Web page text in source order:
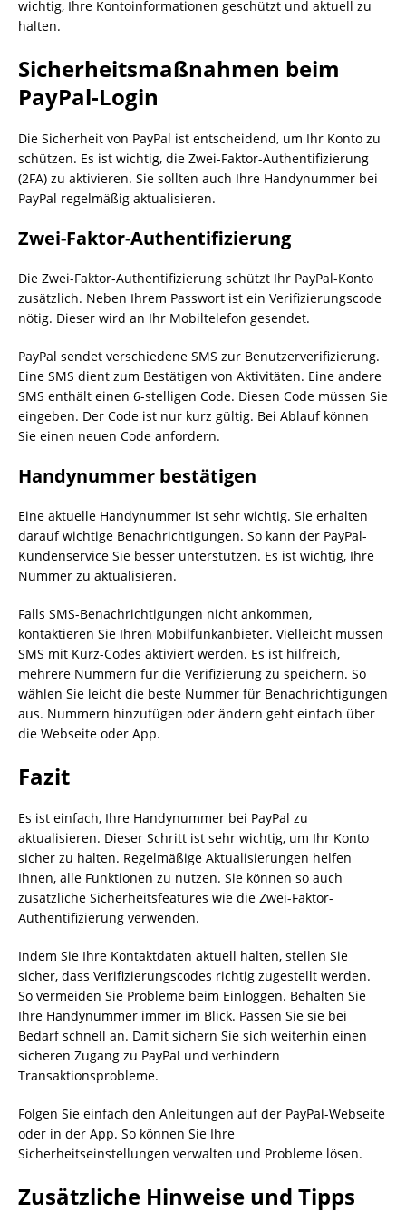
wichtig, Ihre Kontoinformationen geschützt und aktuell zu
halten.
Sicherheitsmaßnahmen beim
PayPal-Login
Die Sicherheit von PayPal ist entscheidend, um Ihr Konto zu
schützen. Es ist wichtig, die Zwei-Faktor-Authentifizierung
(2FA) zu aktivieren. Sie sollten auch Ihre Handynummer bei
PayPal regelmäßig aktualisieren.
Zwei-Faktor-Authentifizierung
Die Zwei-Faktor-Authentifizierung schützt Ihr PayPal-Konto
zusätzlich. Neben Ihrem Passwort ist ein Verifizierungscode
nötig. Dieser wird an Ihr Mobiltelefon gesendet.
PayPal sendet verschiedene SMS zur Benutzerverifizierung.
Eine SMS dient zum Bestätigen von Aktivitäten. Eine andere
SMS enthält einen 6-stelligen Code. Diesen Code müssen Sie
eingeben. Der Code ist nur kurz gültig. Bei Ablauf können
Sie einen neuen Code anfordern.
Handynummer bestätigen
Eine aktuelle Handynummer ist sehr wichtig. Sie erhalten
darauf wichtige Benachrichtigungen. So kann der PayPal-
Kundenservice Sie besser unterstützen. Es ist wichtig, Ihre
Nummer zu aktualisieren.
Falls SMS-Benachrichtigungen nicht ankommen,
kontaktieren Sie Ihren Mobilfunkanbieter. Vielleicht müssen
SMS mit Kurz-Codes aktiviert werden. Es ist hilfreich,
mehrere Nummern für die Verifizierung zu speichern. So
wählen Sie leicht die beste Nummer für Benachrichtigungen
aus. Nummern hinzufügen oder ändern geht einfach über
die Webseite oder App.
Fazit
Es ist einfach, Ihre Handynummer bei PayPal zu
aktualisieren. Dieser Schritt ist sehr wichtig, um Ihr Konto
sicher zu halten. Regelmäßige Aktualisierungen helfen
Ihnen, alle Funktionen zu nutzen. Sie können so auch
zusätzliche Sicherheitsfeatures wie die Zwei-Faktor-
Authentifizierung verwenden.
Indem Sie Ihre Kontaktdaten aktuell halten, stellen Sie
sicher, dass Verifizierungscodes richtig zugestellt werden.
So vermeiden Sie Probleme beim Einloggen. Behalten Sie
Ihre Handynummer immer im Blick. Passen Sie sie bei
Bedarf schnell an. Damit sichern Sie sich weiterhin einen
sicheren Zugang zu PayPal und verhindern
Transaktionsprobleme.
Folgen Sie einfach den Anleitungen auf der PayPal-Webseite
oder in der App. So können Sie Ihre
Sicherheitseinstellungen verwalten und Probleme lösen.
Zusätzliche Hinweise und Tipps